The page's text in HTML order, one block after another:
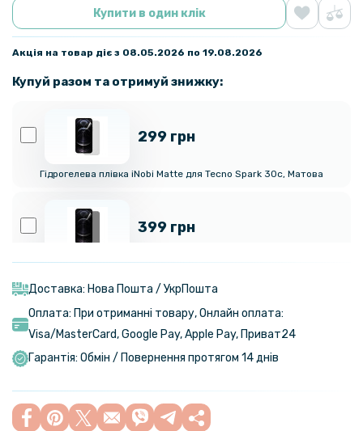
Купити в один клік
Акція на товар діє з 08.05.2026 по 19.08.2026
Купуй разом та отримуй знижку:
299 грн
Гідрогелева плівка iNobi Matte для Tecno Spark 30c​, Матова
399 грн
Гідрогелева плівка iNobi Privacy Matte для Tecno Spark 30c​
299 грн
Гідрогелева плівка iNobi Matte для Tecno Spark 30c на задню
373 грн
Доставка: Нова Пошта / УкрПошта
Оплата: При отриманні товару, Онлайн оплата:
Visa/MasterСard, Google Pay, Apple Pay, Приват24
Гарантія: Обмін / Повернення протягом 14 днів